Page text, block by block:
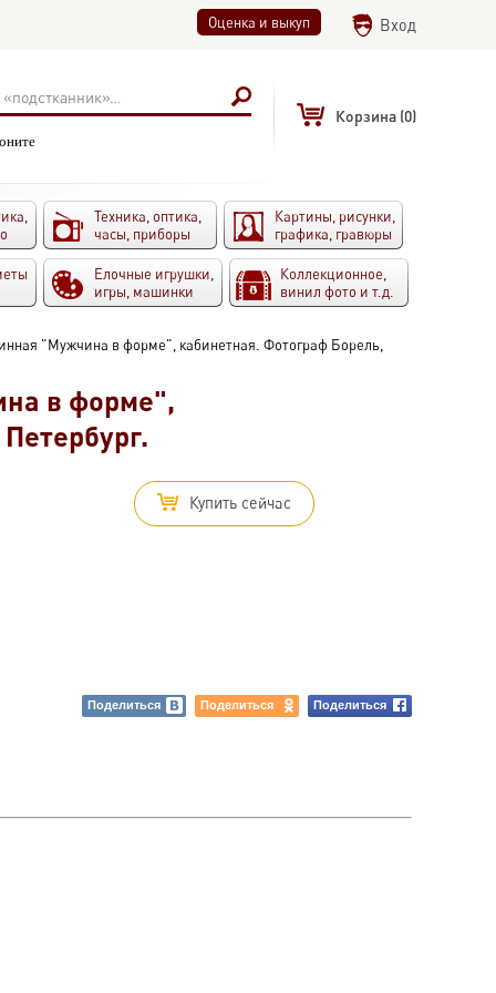
Оценка и выкуп Вход
Корзина (0)
Техника, оптика,
часы, приборы
Картины, рисунки,
графика, гравюры
Елочные игрушки,
игры, машинки
Коллекционное,
винил фото и т.д.
"Мужчина в форме", кабинетная. Фотограф Борель,
в форме",
Купить сейчас
Поделиться Поделиться Поделиться